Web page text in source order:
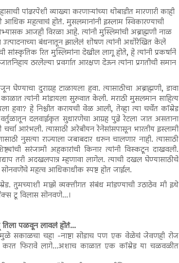
पांढरपेशी व्याख्या करणाऱ्यांच्या थोबाडीत मारणारी काही
आधिक महत्वाचं होतं. मुसलमानांनी इस्लाम स्विकारण्याची
आजही विरळा आहे. त्यांनी मुस्लिमांची अब्राह्मणी नाळ
बंधनातून झालेलं शोषण त्यांनी अधोरेखित केले
रित मुस्लिमांना देखील लागू होते, हे त्यांनी प्रकर्षाने
ठरलेल्या प्रवर्गात आरक्षण देऊन त्यांना प्रगतीची समान
घेण्याचा दुराग्रह टाळायला हवा. त्यासाठीचा अब्राह्मणी, डावा
त्यांनी मांडायला सुरुवात केली. मराठी मुसलमान साहित्य
हवा? हे निश्चीत करायची वेळ आली, तेव्हा त्या चर्चेत कॉम्रेड
वर्तुळातून दलवाईकृत सुधारणेचा आग्रह पुढे रेटला जात असताना
आरंभली. त्यासाठी अरेबीयन रेनेसांसपासून भारतीय इस्लामी
नुसत्या राज्याला जबाबदार धरुन चालणार नाही. त्यासाठी
सरंजामी अहकारांची किनार त्यांनी विस्कटून दाखवली.
तरी अदखलपात्र म्हणावा लागेल. त्याची दखल घेण्यासाठीचे
सोनवणेंचे महत्व आधिकाधीक स्पष्ट होत जाईल.
तुमच्याशी माझे व्यक्तीगत संबंध मांडण्याची उठाठेव मी इथे
टू विलास सोनवणे...।
पळवून लावलं होतं...
सकाळचा चहा -नाष्टा सोडाच पण एक वेळेचं जेवणही रोज
करत फिरावे लागे…अशाच काळात एक कॉम्रेड या चळवळीत